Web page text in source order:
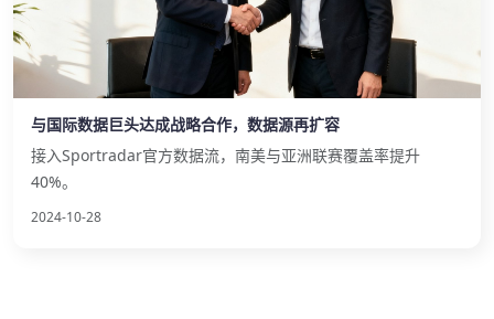
与国际数据巨头达成战略合作，数据源再扩容
接入Sportradar官方数据流，南美与亚洲联赛覆盖率提升
40%。
2024-10-28